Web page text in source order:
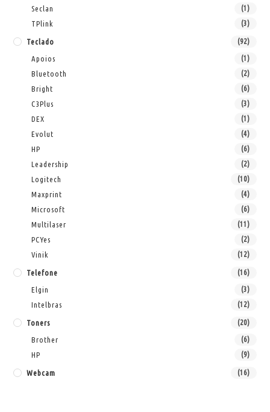
Seclan (1)
TPlink (3)
Teclado (92)
Apoios (1)
Bluetooth (2)
Bright (6)
C3Plus (3)
DEX (1)
Evolut (4)
HP (6)
Leadership (2)
Logitech (10)
Maxprint (4)
Microsoft (6)
Multilaser (11)
PCYes (2)
Vinik (12)
Telefone (16)
Elgin (3)
Intelbras (12)
Toners (20)
Brother (6)
HP (9)
Webcam (16)